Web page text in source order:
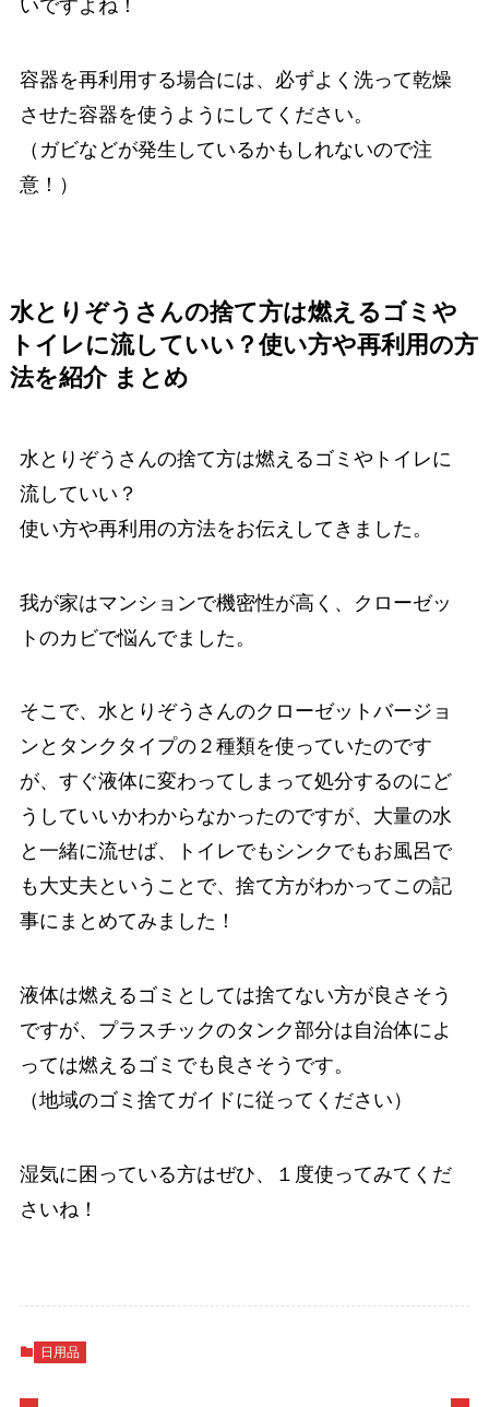
いですよね！
容器を再利用する場合には、必ずよく洗って乾燥
させた容器を使うようにしてください。
（ガビなどが発生しているかもしれないので注
意！）
水とりぞうさんの捨て方は燃えるゴミや
トイレに流していい？使い方や再利用の方
法を紹介 まとめ
水とりぞうさんの捨て方は燃えるゴミやトイレに
流していい？
使い方や再利用の方法をお伝えしてきました。
我が家はマンションで機密性が高く、クローゼッ
トのカビで悩んでました。
そこで、水とりぞうさんのクローゼットバージョ
ンとタンクタイプの２種類を使っていたのです
が、すぐ液体に変わってしまって処分するのにど
うしていいかわからなかったのですが、大量の水
と一緒に流せば、トイレでもシンクでもお風呂で
も大丈夫ということで、捨て方がわかってこの記
事にまとめてみました！
液体は燃えるゴミとしては捨てない方が良さそう
ですが、プラスチックのタンク部分は自治体によ
っては燃えるゴミでも良さそうです。
（地域のゴミ捨てガイドに従ってください）
湿気に困っている方はぜひ、１度使ってみてくだ
さいね！
日用品